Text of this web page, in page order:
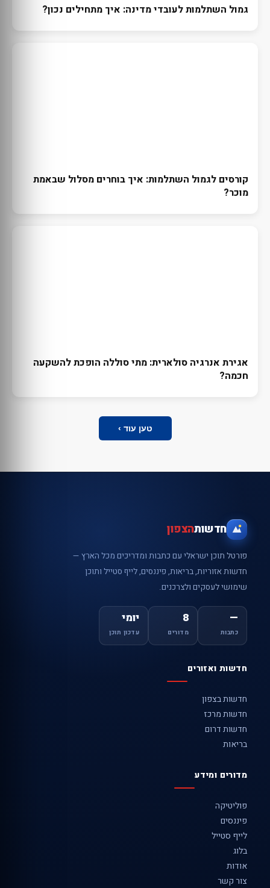
גמול השתלמות לעובדי מדינה: איך מתחילים נכון?
קורסים לגמול השתלמות: איך בוחרים מסלול שבאמת
מוכר?
אגירת אנרגיה סולארית: מתי סוללה הופכת להשקעה
חכמה?
טען עוד ›
חדשותהצפון
פורטל תוכן ישראלי עם כתבות ומדריכים מכל הארץ —
חדשות אזוריות, בריאות, פיננסים, לייף סטייל ותוכן
שימושי לעסקים ולצרכנים.
—
כתבות
8
מדורים
יומי
עדכון תוכן
חדשות ואזורים
חדשות בצפון
חדשות מרכז
חדשות דרום
בריאות
מדורים ומידע
פוליטיקה
פיננסים
לייף סטייל
בלוג
אודות
צור קשר